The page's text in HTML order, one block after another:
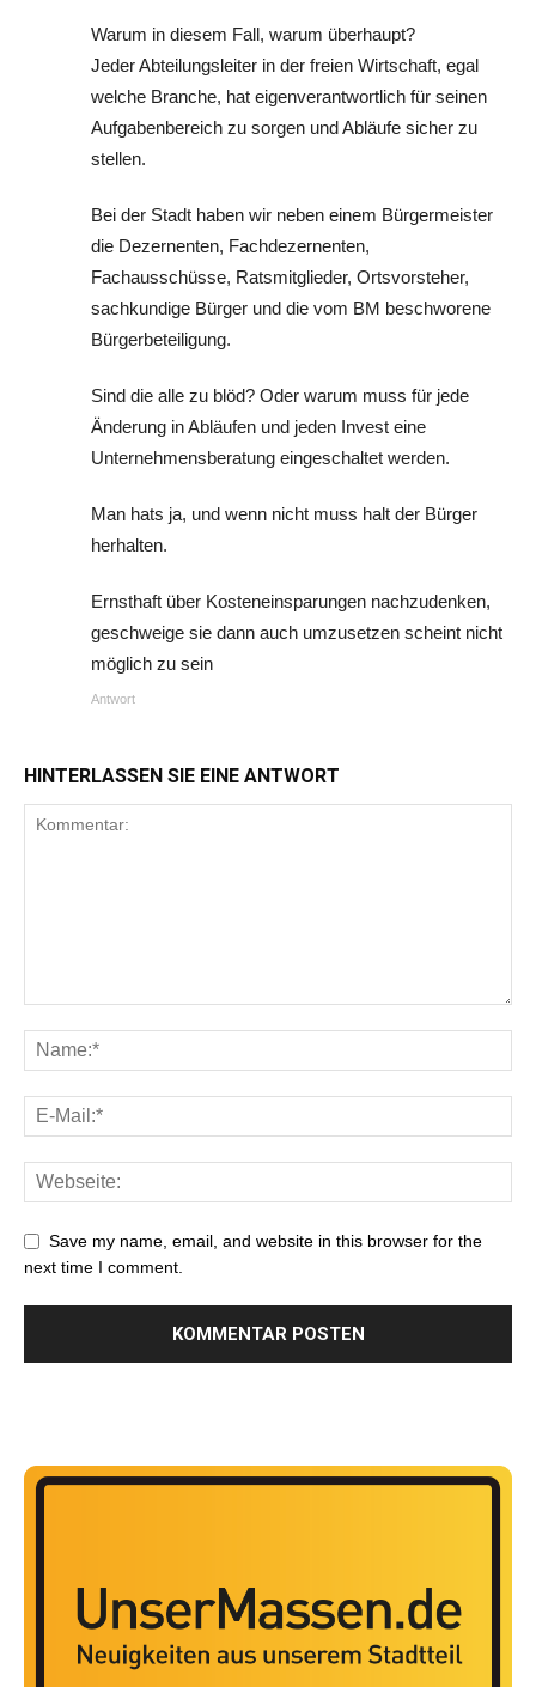
Warum in diesem Fall, warum überhaupt?
Jeder Abteilungsleiter in der freien Wirtschaft, egal
welche Branche, hat eigenverantwortlich für seinen
Aufgabenbereich zu sorgen und Abläufe sicher zu
stellen.
Bei der Stadt haben wir neben einem Bürgermeister
die Dezernenten, Fachdezernenten,
Fachausschüsse, Ratsmitglieder, Ortsvorsteher,
sachkundige Bürger und die vom BM beschworene
Bürgerbeteiligung.
Sind die alle zu blöd? Oder warum muss für jede
Änderung in Abläufen und jeden Invest eine
Unternehmensberatung eingeschaltet werden.
Man hats ja, und wenn nicht muss halt der Bürger
herhalten.
Ernsthaft über Kosteneinsparungen nachzudenken,
geschweige sie dann auch umzusetzen scheint nicht
möglich zu sein
Antwort
HINTERLASSEN SIE EINE ANTWORT
Save my name, email, and website in this browser for the
next time I comment.